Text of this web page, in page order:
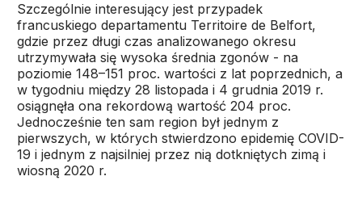
Szczególnie interesujący jest przypadek
francuskiego departamentu Territoire de Belfort,
gdzie przez długi czas analizowanego okresu
utrzymywała się wysoka średnia zgonów - na
poziomie 148–151 proc. wartości z lat poprzednich, a
w tygodniu między 28 listopada i 4 grudnia 2019 r.
osiągnęła ona rekordową wartość 204 proc.
Jednocześnie ten sam region był jednym z
pierwszych, w których stwierdzono epidemię COVID-
19 i jednym z najsilniej przez nią dotkniętych zimą i
wiosną 2020 r.